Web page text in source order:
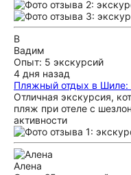
В
Вадим
Опыт: 5 экскурсий
4 дня назад
Пляжный отдых в Шиле:
Отличная экскурсия,
пляж при отеле с
активности
Алена